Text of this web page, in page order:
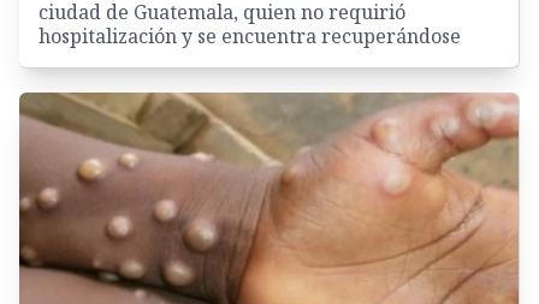
ciudad de Guatemala, quien no requirió
hospitalización y se encuentra recuperándose